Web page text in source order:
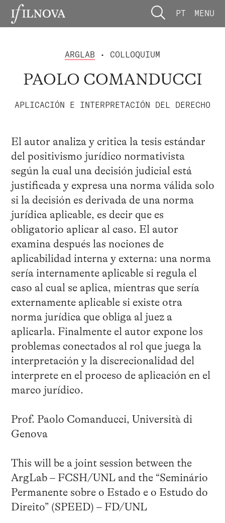
PT MENU
ARGLAB • COLLOQUIUM
PAOLO COMANDUCCI
APLICACIÓN E INTERPRETACIÓN DEL DERECHO
El autor analiza y critica la tesis estándar
del positivismo jurídico normativista
según la cual una decisión judicial está
justificada y expresa una norma válida solo
si la decisión es derivada de una norma
jurídica aplicable, es decir que es
obligatorio aplicar al caso. El autor
examina después las nociones de
aplicabilidad interna y externa: una norma
sería internamente aplicable si regula el
caso al cual se aplica, mientras que sería
externamente aplicable si existe otra
norma jurídica que obliga al juez a
aplicarla. Finalmente el autor expone los
problemas conectados al rol que juega la
interpretación y la discrecionalidad del
interprete en el proceso de aplicación en el
marco jurídico.
Prof. Paolo Comanducci, Università di
Genova
This will be a joint session between the
ArgLab – FCSH/UNL and the “Seminário
Permanente sobre o Estado e o Estudo do
Direito” (SPEED) – FD/UNL